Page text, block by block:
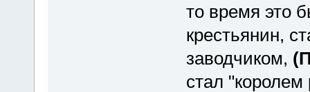
то время это
крестьянин,
заводчиком,
стал